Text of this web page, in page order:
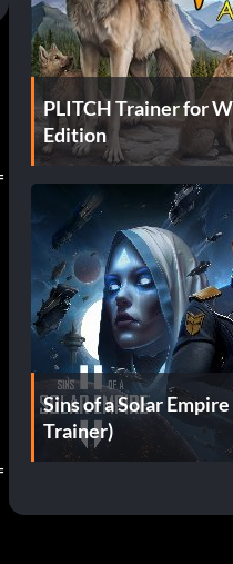
PLITCH Trainer for
Edition
Sins of a Solar
Trainer)